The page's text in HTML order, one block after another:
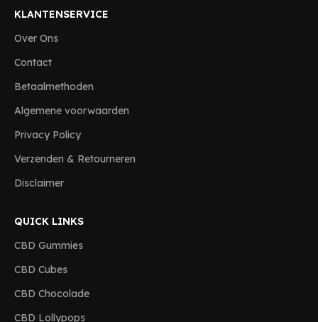
KLANTENSERVICE
Over Ons
Contact
Betaalmethoden
Algemene voorwaarden
Privacy Policy
Verzenden & Retourneren
Disclaimer
QUICK LINKS
CBD Gummies
CBD Cubes
CBD Chocolade
CBD Lollypops